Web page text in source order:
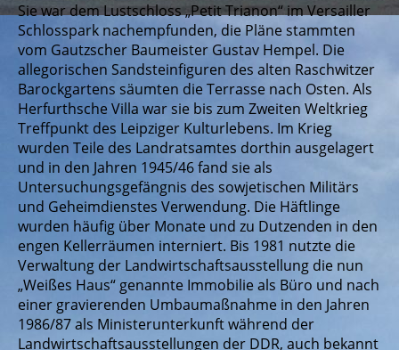
Sie war dem Lustschloss „Petit Trianon“ im Versailler
Schlosspark nachempfunden, die Pläne stammten
vom Gautzscher Baumeister Gustav Hempel. Die
allegorischen Sandsteinfiguren des alten Raschwitzer
Barockgartens säumten die Terrasse nach Osten. Als
Herfurthsche Villa war sie bis zum Zweiten Weltkrieg
Treffpunkt des Leipziger Kulturlebens. Im Krieg
wurden Teile des Landratsamtes dorthin ausgelagert
und in den Jahren 1945/46 fand sie als
Untersuchungsgefängnis des sowjetischen Militärs
und Geheimdienstes Verwendung. Die Häftlinge
wurden häufig über Monate und zu Dutzenden in den
engen Kellerräumen interniert. Bis 1981 nutzte die
Verwaltung der Landwirtschaftsausstellung die nun
„Weißes Haus“ genannte Immobilie als Büro und nach
einer gravierenden Umbaumaßnahme in den Jahren
1986/87 als Ministerunterkunft während der
Landwirtschaftsausstellungen der DDR, auch bekannt